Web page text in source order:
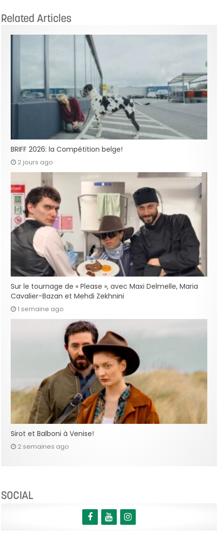
Related Articles
BRIFF 2026: la Compétition belge!
2 jours ago
Sur le tournage de « Please », avec Maxi Delmelle, Maria
Cavalier-Bazan et Mehdi Zekhnini
1 semaine ago
Sirot et Balboni à Venise!
2 semaines ago
SOCIAL